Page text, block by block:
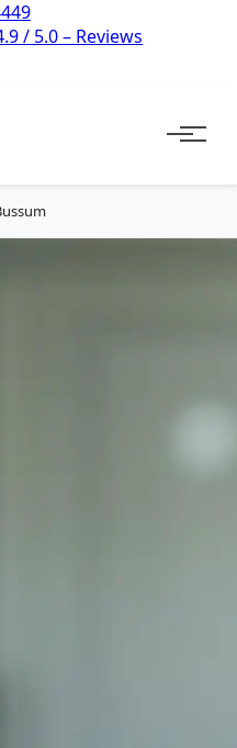
/ 5.0 – Reviews